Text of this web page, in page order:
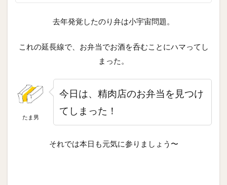
去年発覚したのり弁は小宇宙問題。
これの延長線で、お弁当でお酒を呑むことにハマってし
まった。
たま男
今日は、精肉店のお弁当を見つけ
てしまった！
それでは本日も元気に参りましょう〜